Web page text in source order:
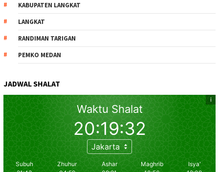
KABUPATEN LANGKAT
LANGKAT
RANDIMAN TARIGAN
PEMKO MEDAN
JADWAL SHALAT